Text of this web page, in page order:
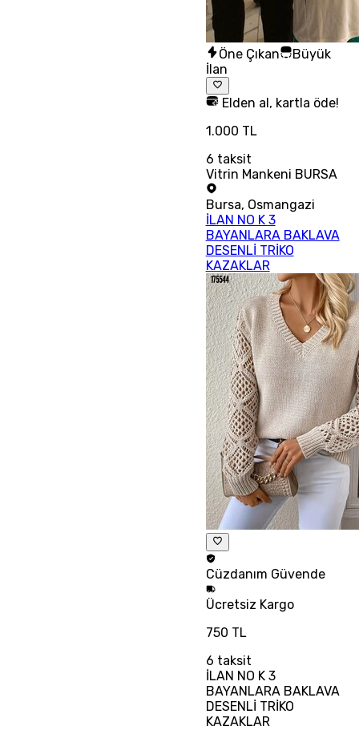
Öne Çıkan
Büyük
İlan
Elden al, kartla öde!
1.000 TL
6 taksit
Vitrin Mankeni BURSA
Bursa, Osmangazi
İLAN NO K 3
BAYANLARA BAKLAVA
DESENLİ TRİKO
KAZAKLAR
Cüzdanım Güvende
Ücretsiz Kargo
750 TL
6 taksit
İLAN NO K 3
BAYANLARA BAKLAVA
DESENLİ TRİKO
KAZAKLAR